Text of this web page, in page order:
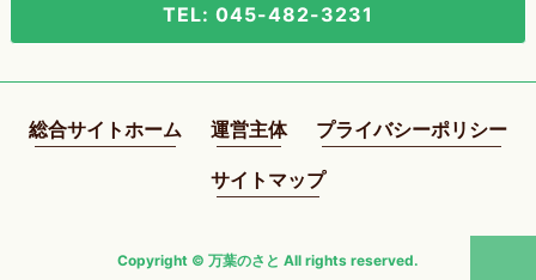
TEL: 045-482-3231
総合サイトホーム 運営主体 プライバシーポリシー
サイトマップ
Copyright © 万葉のさと All rights reserved.